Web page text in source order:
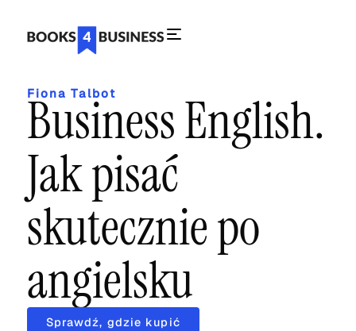
Fiona Talbot
Business English.
Jak pisać
skutecznie po
angielsku
Sprawdź, gdzie kupić